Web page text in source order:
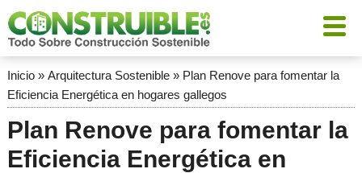
Inicio» Arquitectura Sostenible» Plan Renove para fomentar la
Eficiencia Energética en hogares gallegos
Plan Renove para fomentar la
Eficiencia Energética en